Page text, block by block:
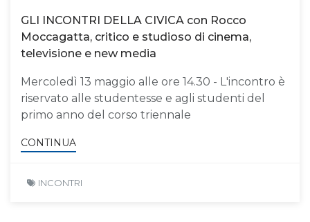
GLI INCONTRI DELLA CIVICA con Rocco
Moccagatta, critico e studioso di cinema,
televisione e new media
Mercoledì 13 maggio alle ore 14.30 - L'incontro è
riservato alle studentesse e agli studenti del
primo anno del corso triennale
CONTINUA
INCONTRI